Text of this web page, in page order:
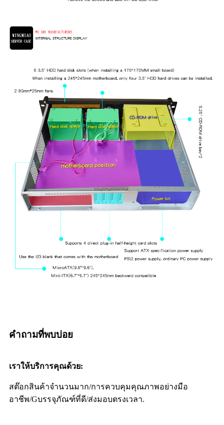
คำถามที่พบบ่อย
เราให้บริการคุณด้วย:
สต๊อกสินค้าจำนวนมาก/การควบคุมคุณภาพอย่างมือ
อาชีพ/Gบรรจุภัณฑ์ที่ดี/ส่งมอบตรงเวลา.